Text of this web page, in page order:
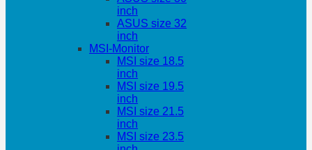
inch
ASUS size 32
inch
MSI-Monitor
MSI size 18.5
inch
MSI size 19.5
inch
MSI size 21.5
inch
MSI size 23.5